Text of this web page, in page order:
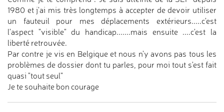
1980 et j'ai mis très longtemps à accepter de devoir utiliser
un fauteuil pour mes déplacements extérieurs.....c'est
l'aspect "visible" du handicap.......mais ensuite ....c'est la
liberté retrouvée.
Par contre je vis en Belgique et nous n'y avons pas tous les
problèmes de dossier dont tu parles, pour moi tout s'est fait
quasi "tout seul"
Je te souhaite bon courage